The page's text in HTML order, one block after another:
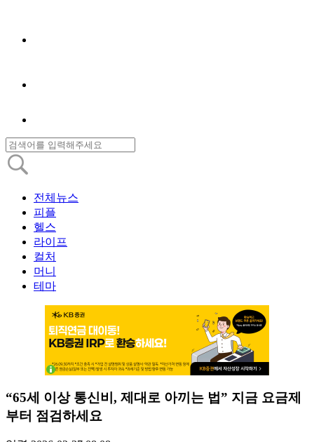
전체뉴스
피플
헬스
라이프
컬처
머니
테마
“65세 이상 통신비, 제대로 아끼는 법” 지금 요금제
부터 점검하세요